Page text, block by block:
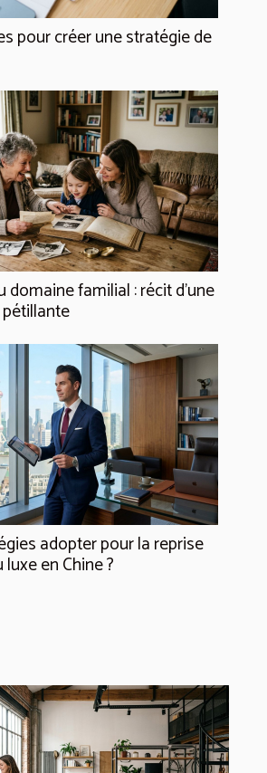
pour créer une stratégie de
domaine familial : récit d’une
adopter pour la reprise
en Chine ?